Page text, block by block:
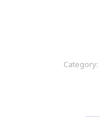
Category: